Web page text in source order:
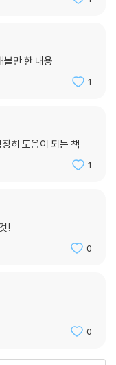
볼만 한 내용
1
히 도음이 되는 책
1
!
0
0